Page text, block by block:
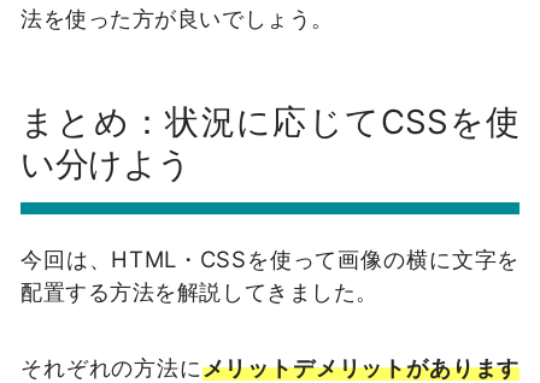
法を使った方が良いでしょう。
まとめ：状況に応じてCSSを使
い分けよう
今回は、HTML・CSSを使って画像の横に文字を
配置する方法を解説してきました。
それぞれの方法にメリットデメリットがあります